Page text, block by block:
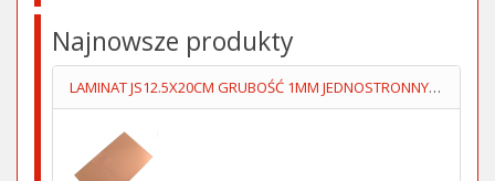
Najnowsze produkty
LAMINAT JS12.5X20CM GRUBOŚĆ 1MM JEDNOSTRONNY 70um